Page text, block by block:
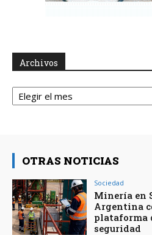
Archivos
Archivos
OTRAS NOTICIAS
Sociedad
Minería en
Argentina
plataforma
seguridad